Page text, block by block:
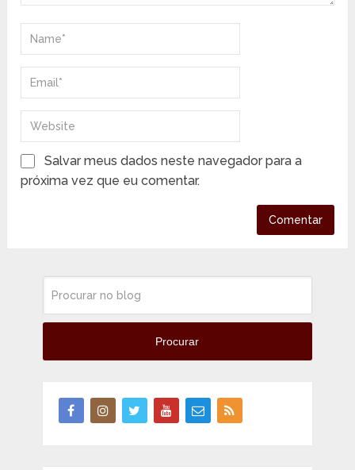
Salvar meus dados neste navegador para a
próxima vez que eu comentar.
Procurar